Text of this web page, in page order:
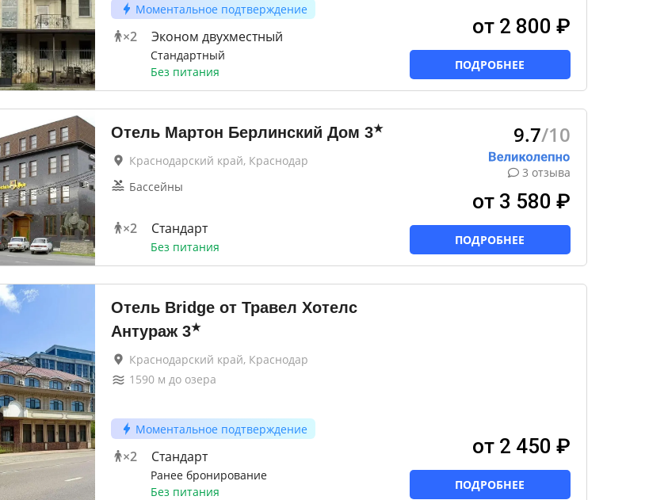
Моментальное подтверждение
×2 Эконом двухместный
Стандартный
Без питания
от 2 800 ₽
ПОДРОБНЕЕ
Отель Мартон Берлинский Дом 3★
Краснодарский край, Краснодар
Бассейны
×2 Стандарт
Без питания
9.7/10
3 отзыва
от 3 580 ₽
ПОДРОБНЕЕ
Отель Bridge от Травел Хотелс
Антураж 3★
Краснодарский край, Краснодар
1590м до озера
Моментальное подтверждение
×2 Стандарт
Ранее бронирование
Без питания
от 2 450 ₽
ПОДРОБНЕЕ